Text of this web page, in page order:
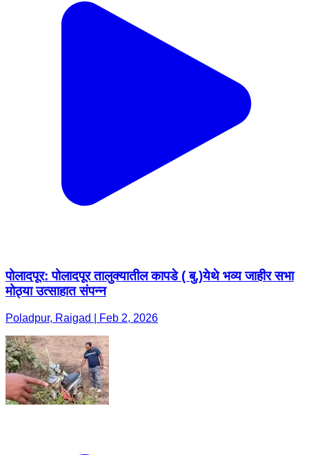
पोलादपूर: पोलादपूर तालुक्यातील कापडे ( बु.)येथे भव्य जाहीर सभा
मोठ्या उत्साहात संपन्न
Poladpur, Raigad | Feb 2, 2026